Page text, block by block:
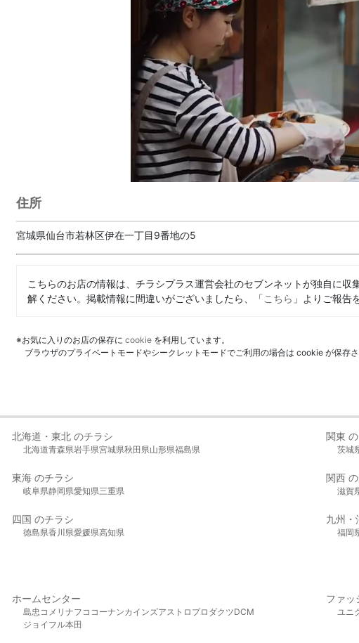
住所
宮城県仙台市若林区伊在一丁目9番地の5
こちらのお店の情報は、チラシプラス運営会社のセブンネットが独自に
解ください。掲載情報に間違いがございましたら、「こちら 」よりご報告
※お気に入りのお店の保存に cookie を利用しています。
ブラウザのプライベートモードやシークレットモードでご利用の場合は cookie が保存
北海道・東北 のチラシ
北海道青森県岩手県宮城県秋田県山形県福島県
関東
茨城
東海 のチラシ
岐阜県静岡県愛知県三重県
関西
滋賀
四国 のチラシ
徳島県香川県愛媛県高知県
九州・
福岡
ホームセンター
島忠 コメリ ナフコ コーナンカインズアストロプロダクツDCM
ジョイフル本田
ファッ
ユニ